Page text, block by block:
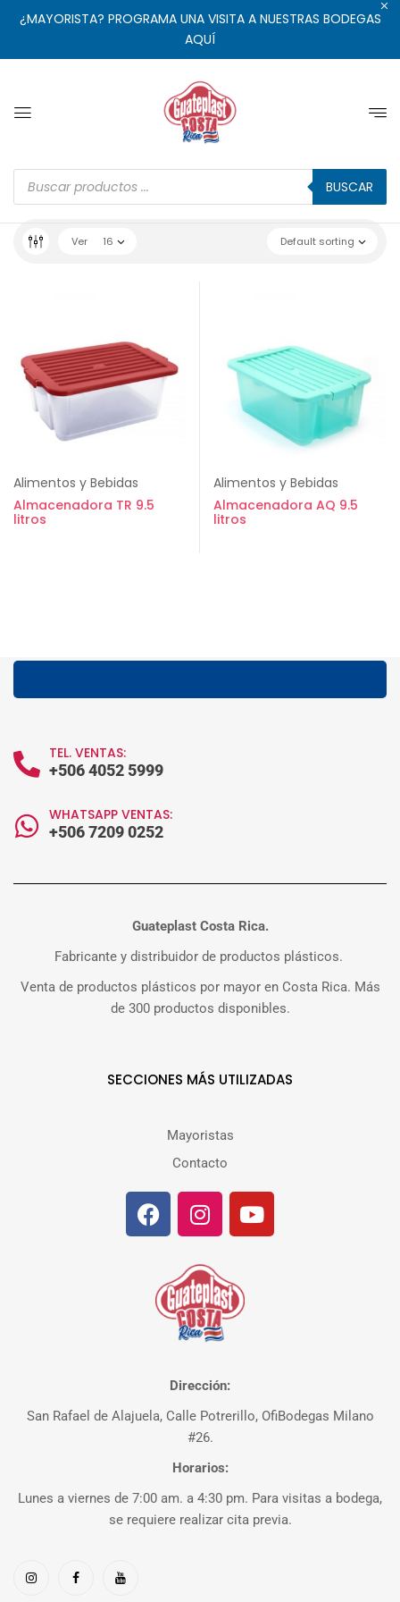
¿MAYORISTA? PROGRAMA UNA VISITA A NUESTRAS BODEGAS
AQUÍ
BUSCAR
Default sorting
Ver 16
Alimentos y Bebidas
Almacenadora TR 9.5
litros
Alimentos y Bebidas
Almacenadora AQ 9.5
litros
TEL. VENTAS:
+506 4052 5999
WHATSAPP VENTAS:
+506 7209 0252
Guateplast Costa Rica.
Fabricante y distribuidor de productos plásticos.
Venta de productos plásticos por mayor en Costa Rica. Más
de 300 productos disponibles.
SECCIONES MÁS UTILIZADAS
Mayoristas
Contacto
Dirección:
San Rafael de Alajuela, Calle Potrerillo, OfiBodegas Milano
#26.
Horarios:
Lunes a viernes de 7:00 am. a 4:30 pm. Para visitas a bodega,
se requiere realizar cita previa.